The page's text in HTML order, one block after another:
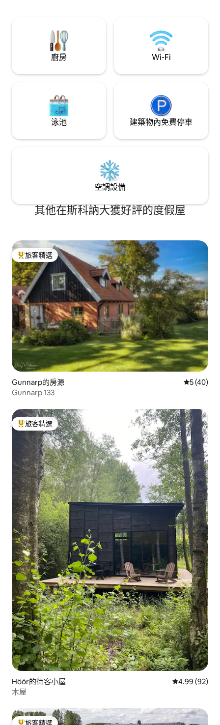
辛堡開車約30分鐘
Barsebäck 高爾夫
廚房 Wi-Fi
泳池 建築物內免費停車
空調設備
其他在斯科訥大獲好評的度假屋
旅客精選榜首
旅客精選
Gunnarp的房源 從 40 則評
5 (40)
Gunnarp 133
旅客精選榜首
旅客精選
Höör的待客小屋 從 92 則評價
4.99 (92)
木屋
旅客精選